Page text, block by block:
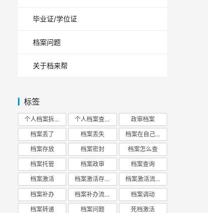
毕业证/学位证
档案问题
关于档来帮
标签
个人档案拆开 个人档案查询 政审档案
档案丢了 档案丢失 档案在自己手里
档案存放 档案密封 档案怎么查
档案托管 档案政审 档案查询
档案激活 档案激活存放 档案激活流程
档案补办 档案补办流程 档案调动
档案转递 档案问题 死档激活